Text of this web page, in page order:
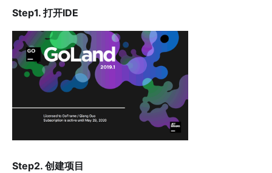
Step1. 打开IDE
Step2. 创建项目